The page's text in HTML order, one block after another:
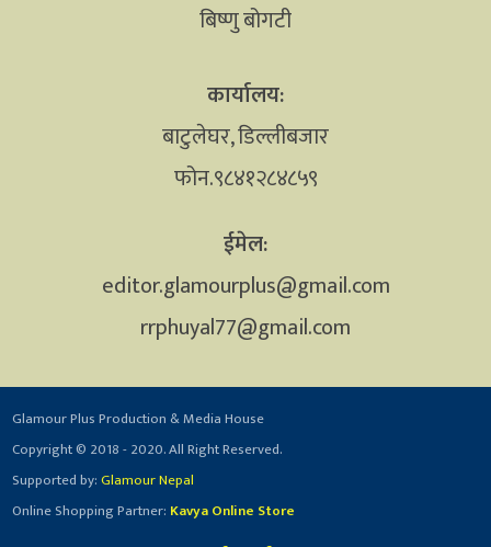
बिष्णु बोगटी
कार्यालय:
बाटुलेघर, डिल्लीबजार
फोन.९८४१२८४८५९
ईमेल:
editor.glamourplus@gmail.com
rrphuyal77@gmail.com
Glamour Plus Production & Media House
Copyright © 2018 - 2020. All Right Reserved.
Supported by:Glamour Nepal
Online Shopping Partner: Kavya Online Store